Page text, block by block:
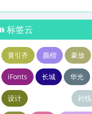
标签云
黄引齐 颜楷 豪放
iFonts 长城 华光
设计 衬线